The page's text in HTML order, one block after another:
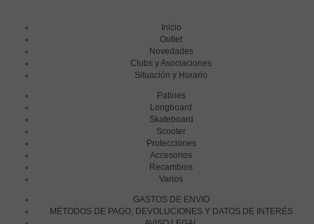
Inicio
Outlet
Novedades
Clubs y Asociaciones
Situación y Horario
Patines
Longboard
Skateboard
Scooter
Protecciones
Accesorios
Recambios
Varios
GASTOS DE ENVIO
MÉTODOS DE PAGO, DEVOLUCIONES Y DATOS DE INTERÉS